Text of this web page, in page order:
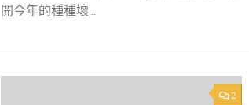
開今年的種種壞...
2